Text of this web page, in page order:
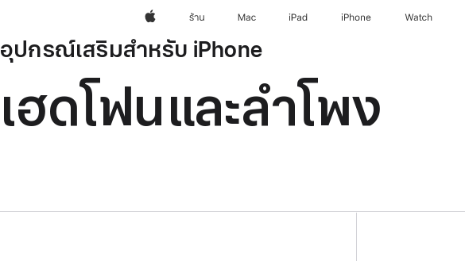
Appleร้าน Mac iPad iPhone Watch
อุปกรณ์เสริมสำหรับ iPhone
เฮดโฟนและลำโพง